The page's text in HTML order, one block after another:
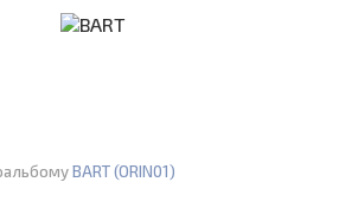
BART (ORIN01)